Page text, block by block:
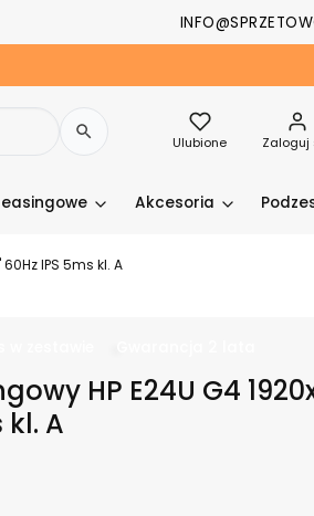
Ulubione Zaloguj
Akcesoria
IPS 5ms kl. A
HP E24U G4
kl. A